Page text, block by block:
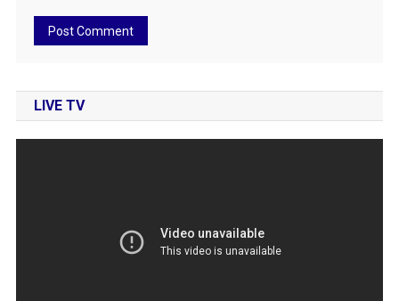
LIVE TV